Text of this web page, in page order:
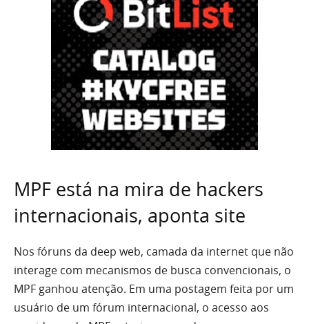
MPF está na mira de hackers
internacionais, aponta site
Nos fóruns da deep web, camada da internet que não
interage com mecanismos de busca convencionais, o
MPF ganhou atenção. Em uma postagem feita por um
usuário de um fórum internacional, o acesso aos